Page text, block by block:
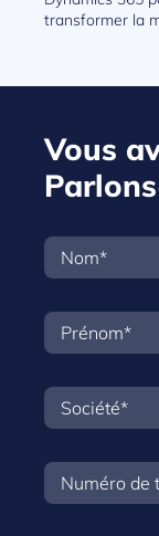
transformer la
Vous